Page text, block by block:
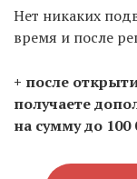
Нет никаких
время и после
+ после
получаете
на сумму до 100